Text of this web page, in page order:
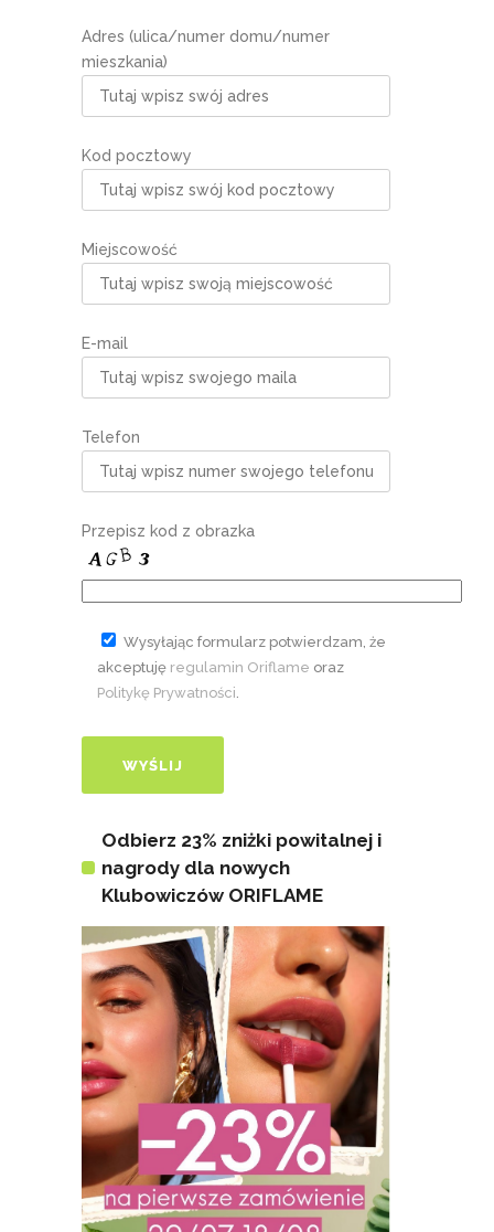
Adres (ulica/numer domu/numer
mieszkania)
Kod pocztowy
Miejscowość
E-mail
Telefon
Przepisz kod z obrazka
Wysyłając formularz potwierdzam, że
akceptuję regulamin Oriflame oraz
Politykę Prywatności
Odbierz 23% zniżki powitalnej i
nagrody dla nowych
Klubowiczów ORIFLAME